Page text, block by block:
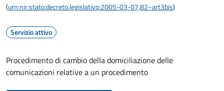
(urn:nir:stato:decreto.legislativo:2005-03-07;82~art3bis)
Servizio attivo
Procedimento di cambio della domiciliazione delle
comunicazioni relative a un procedimento